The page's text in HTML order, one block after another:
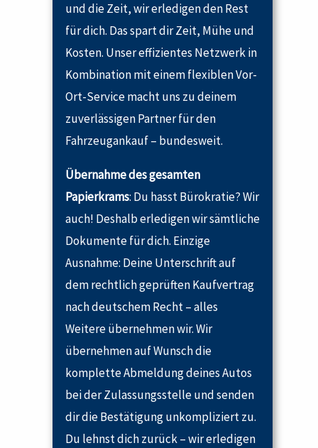
und die Zeit, wir erledigen den Rest
für dich. Das spart dir Zeit, Mühe und
Kosten. Unser effizientes Netzwerk in
Kombination mit einem flexiblen Vor-
Ort-Service macht uns zu deinem
zuverlässigen Partner für den
Fahrzeugankauf – bundesweit.
Übernahme des gesamten
Papierkrams: Du hasst Bürokratie? Wir
auch! Deshalb erledigen wir sämtliche
Dokumente für dich. Einzige
Ausnahme: Deine Unterschrift auf
dem rechtlich geprüften Kaufvertrag
nach deutschem Recht – alles
Weitere übernehmen wir. Wir
übernehmen auf Wunsch die
komplette Abmeldung deines Autos
bei der Zulassungsstelle und senden
dir die Bestätigung unkompliziert zu.
Du lehnst dich zurück – wir erledigen